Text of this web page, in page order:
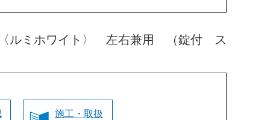
ルミホワイト〉 左右兼用 （錠付 ス
施工・取扱